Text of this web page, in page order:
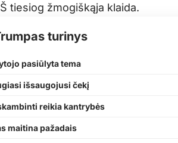
tiesiog žmogiškąja klaida.
turinys
pasiūlyta tema
išsaugojusi čekį
reikia kantrybės
maitina pažadais